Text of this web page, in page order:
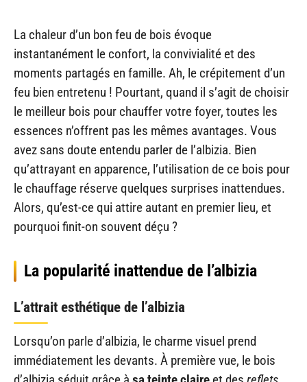
La chaleur d’un bon feu de bois évoque
instantanément le confort, la convivialité et des
moments partagés en famille. Ah, le crépitement d’un
feu bien entretenu ! Pourtant, quand il s’agit de choisir
le meilleur bois pour chauffer votre foyer, toutes les
essences n’offrent pas les mêmes avantages. Vous
avez sans doute entendu parler de l’albizia. Bien
qu’attrayant en apparence, l’utilisation de ce bois pour
le chauffage réserve quelques surprises inattendues.
Alors, qu’est-ce qui attire autant en premier lieu, et
pourquoi finit-on souvent déçu ?
La popularité inattendue de l’albizia
L’attrait esthétique de l’albizia
Lorsqu’on parle d’albizia, le charme visuel prend
immédiatement les devants. À première vue, le bois